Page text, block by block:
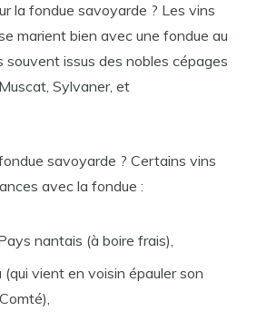
la fondue savoyarde ? Les vins
marient bien avec une fondue au
souvent issus des nobles cépages
Sylvaner, et
savoyarde ? Certains vins
avec la fondue :
nantais (à boire frais),
vient en voisin épauler son